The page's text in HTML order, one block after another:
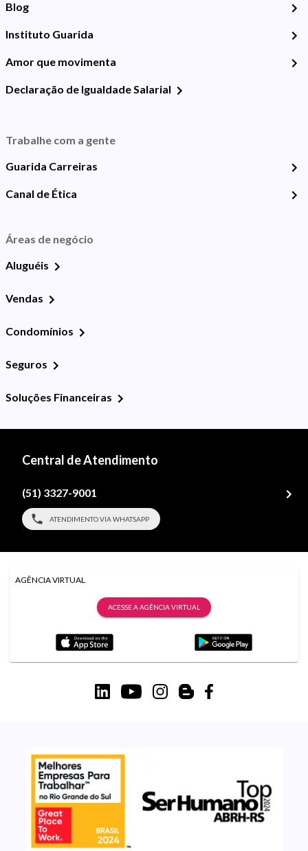
Blog
Instituto Guarida
Amor que movimenta
Declaração de Igualdade Salarial
Trabalhe com a gente
Guarida Carreiras
Canal de Ética
Áreas de negócio
Aluguéis
Vendas
Condomínios
Seguros
Soluções Financeiras
Central de Atendimento
(51) 3327-9001
ATENDIMENTO VIA WHATSAPP
AGÊNCIA VIRTUAL
ACESSE A AGÊNCIA VIRTUAL